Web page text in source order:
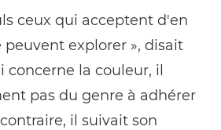
ceux qui acceptent d'en
explorer », disait
concerne la couleur, il
pas du genre à adhérer
il suivait son